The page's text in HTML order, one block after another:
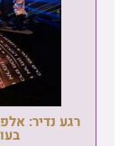
רגע נדיר: